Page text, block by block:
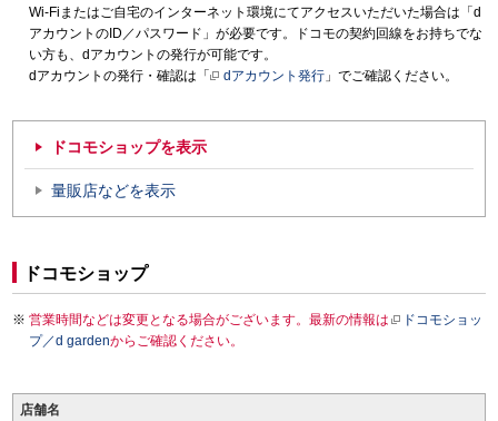
Wi-Fiまたはご自宅のインターネット環境にてアクセスいただいた場合は「d
アカウントのID／パスワード」が必要です。ドコモの契約回線をお持ちでな
い方も、dアカウントの発行が可能です。
dアカウントの発行・確認は「
dアカウント発行 」でご確認ください。
ドコモショップを表示
量販店などを表示
ドコモショップ
営業時間などは変更となる場合がございます。最新の情報は
ドコモショッ
プ／d gardenからご確認ください。
店舗名